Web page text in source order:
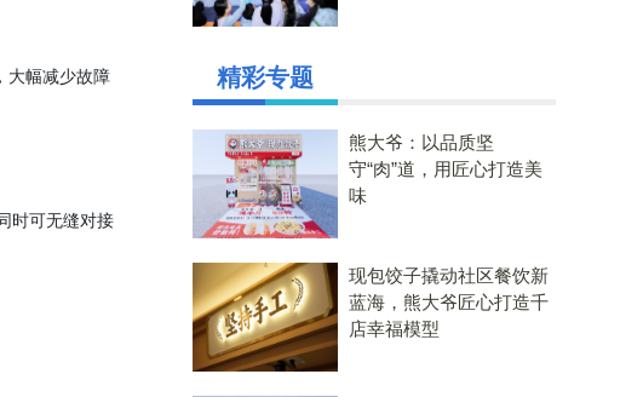
大幅减少故障
时可无缝对接
精彩专题
熊大爷：以品质坚
守“肉”道，用匠心打造美
味
现包饺子撬动社区餐饮新
蓝海，熊大爷匠心打造千
店幸福模型